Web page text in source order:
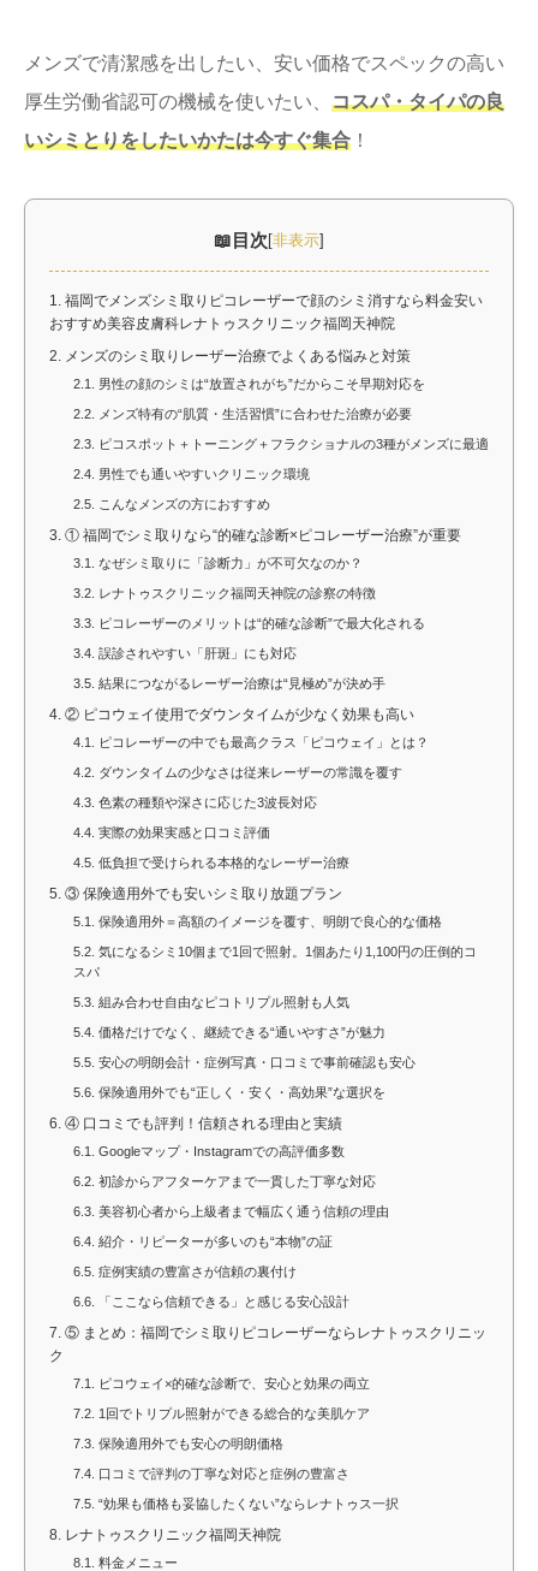
メンズで清潔感を出したい、安い価格でスペックの高い
厚生労働省認可の機械を使いたい、 コスパ・タイパの良
いシミとりをしたいかたは今すぐ集合 ！
目次 [非表示]
1.
福岡でメンズシミ取りピコレーザーで顔のシミ消すなら料金安い
おすすめ美容皮膚科レナトゥスクリニック福岡天神院
2.
メンズのシミ取りレーザー治療でよくある悩みと対策
2.1. 男性の顔のシミは“放置されがち”だからこそ早期対応を
2.2. メンズ特有の“肌質・生活習慣”に合わせた治療が必要
2.3. ピコスポット＋トーニング＋フラクショナルの3種がメンズに最適
2.4. 男性でも通いやすいクリニック環境
2.5. こんなメンズの方におすすめ
3. ① 福岡でシミ取りなら“的確な診断×ピコレーザー治療”が重要
3.1. なぜシミ取りに「診断力」が不可欠なのか？
3.2. レナトゥスクリニック福岡天神院の診察の特徴
3.3. ピコレーザーのメリットは“的確な診断”で最大化される
3.4. 誤診されやすい「肝斑」にも対応
3.5. 結果につながるレーザー治療は“見極め”が決め手
4. ② ピコウェイ使用でダウンタイムが少なく効果も高い
4.1. ピコレーザーの中でも最高クラス「ピコウェイ」とは？
4.2. ダウンタイムの少なさは従来レーザーの常識を覆す
4.3. 色素の種類や深さに応じた3波長対応
4.4. 実際の効果実感と口コミ評価
4.5. 低負担で受けられる本格的なレーザー治療
5. ③ 保険適用外でも安いシミ取り放題プラン
5.1. 保険適用外＝高額のイメージを覆す、明朗で良心的な価格
5.2. 気になるシミ10個まで1回で照射。1個あたり1,100円の圧倒的コ
スパ
5.3. 組み合わせ自由なピコトリプル照射も人気
5.4. 価格だけでなく、継続できる“通いやすさ”が魅力
5.5. 安心の明朗会計・症例写真・口コミで事前確認も安心
5.6. 保険適用外でも“正しく・安く・高効果”な選択を
6. ④ 口コミでも評判！信頼される理由と実績
6.1. Googleマップ・Instagramでの高評価多数
6.2. 初診からアフターケアまで一貫した丁寧な対応
6.3. 美容初心者から上級者まで幅広く通う信頼の理由
6.4. 紹介・リピーターが多いのも“本物”の証
6.5. 症例実績の豊富さが信頼の裏付け
6.6. 「ここなら信頼できる」と感じる安心設計
7. ⑤ まとめ：福岡でシミ取りピコレーザーならレナトゥスクリニッ
ク
7.1. ピコウェイ×的確な診断で、安心と効果の両立
7.2. 1回でトリプル照射ができる総合的な美肌ケア
7.3. 保険適用外でも安心の明朗価格
7.4. 口コミで評判の丁寧な対応と症例の豊富さ
7.5. “効果も価格も妥協したくない”ならレナトゥス一択
8. レナトゥスクリニック福岡天神院
8.1. 料金メニュー